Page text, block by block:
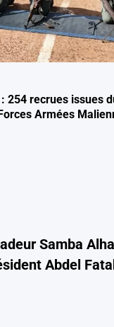
: 254 recrues issues
Armées
Samba
Abdel